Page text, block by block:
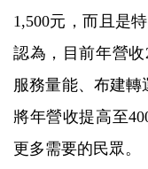
1,500元，而且是
認為，目前年營
服務量能、布建
將年營收提高至
更多需要的民眾。